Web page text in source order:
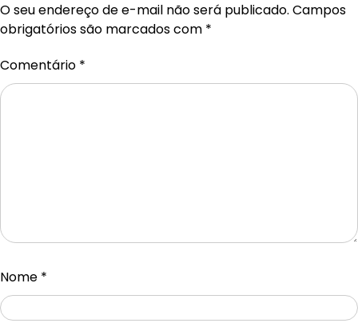
O seu endereço de e-mail não será publicado. Campos
obrigatórios são marcados com *
Comentário *
Nome *